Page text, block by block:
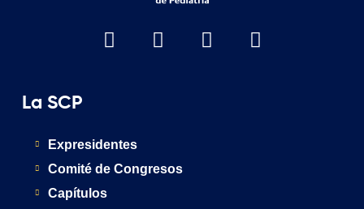
La SCP
Expresidentes
Comité de Congresos
Capítulos